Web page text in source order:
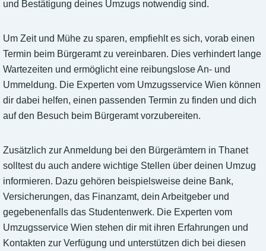
und Bestätigung deines Umzugs notwendig sind.
Um Zeit und Mühe zu sparen, empfiehlt es sich, vorab einen
Termin beim Bürgeramt zu vereinbaren. Dies verhindert lange
Wartezeiten und ermöglicht eine reibungslose An- und
Ummeldung. Die Experten vom Umzugsservice Wien können
dir dabei helfen, einen passenden Termin zu finden und dich
auf den Besuch beim Bürgeramt vorzubereiten.
Zusätzlich zur Anmeldung bei den Bürgerämtern in Thanet
solltest du auch andere wichtige Stellen über deinen Umzug
informieren. Dazu gehören beispielsweise deine Bank,
Versicherungen, das Finanzamt, dein Arbeitgeber und
gegebenenfalls das Studentenwerk. Die Experten vom
Umzugsservice Wien stehen dir mit ihren Erfahrungen und
Kontakten zur Verfügung und unterstützen dich bei diesen